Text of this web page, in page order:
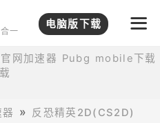
一
电脑版下载
网加速器
Pubg mobile下载
反恐精英2D(CS2D)国际